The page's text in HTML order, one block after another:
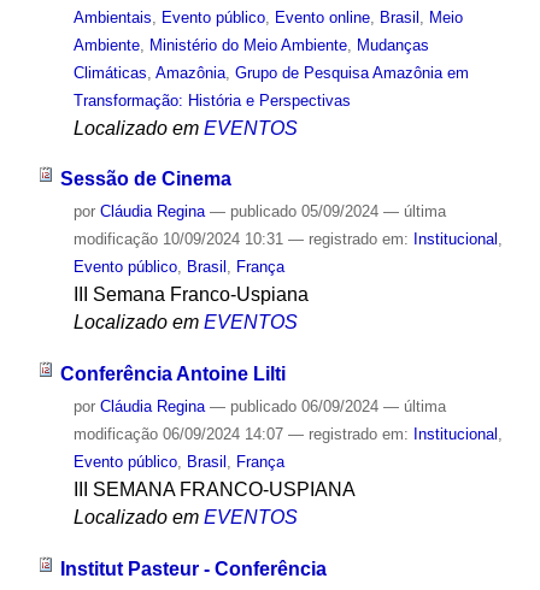
Ambientais
Evento público, Evento online, Brasil
Meio
Ambiente, Ministério do Meio Ambiente, Mudanças
Climáticas Amazônia, Grupo de Pesquisa Amazônia em
Transformação: História e Perspectivas
Localizado em EVENTOS
Sessão de Cinema
por Cláudia Regina — publicado05/09/2024 — última
modificação10/09/2024 10:31 — registrado em: Institucional ,
Evento público, Brasil , França
III Semana Franco-Uspiana
Localizado em EVENTOS
Conferência Antoine Lilti
por Cláudia Regina — publicado06/09/2024 — última
modificação06/09/2024 14:07 — registrado em: Institucional ,
Evento público, Brasil , França
III SEMANA FRANCO-USPIANA
Localizado em EVENTOS
Institut Pasteur - Conferência